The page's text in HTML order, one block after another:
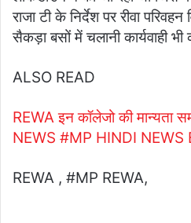
राजा टी के निर्देश पर रीवा
सैकड़ा बसों में चलानी कार्यवाही भी
ALSO READ
REWA इन कॉलेजो की मान्यता
NEWS #MP HINDI NEWS
REWA , #MP REWA,